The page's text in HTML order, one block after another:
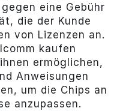
eine Gebühr
die der Kunde
von Lizenzen an.
kaufen
ermöglichen,
Anweisungen
um die Chips an
anzupassen.